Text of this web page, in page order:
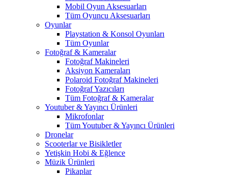
Mobil Oyun Aksesuarları
Tüm Oyuncu Aksesuarları
Oyunlar
Playstation & Konsol Oyunları
Tüm Oyunlar
Fotoğraf & Kameralar
Fotoğraf Makineleri
Aksiyon Kameraları
Polaroid Fotoğraf Makineleri
Fotoğraf Yazıcıları
Tüm Fotoğraf & Kameralar
Youtuber & Yayıncı Ürünleri
Mikrofonlar
Tüm Youtuber & Yayıncı Ürünleri
Dronelar
Scooterlar ve Bisikletler
Yetişkin Hobi & Eğlence
Müzik Ürünleri
Pikaplar